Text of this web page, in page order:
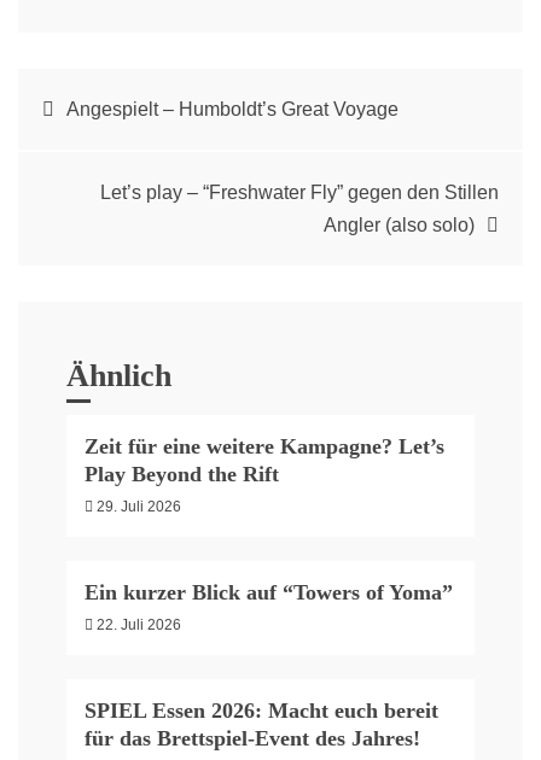
PostAngespielt – Humboldt’s Great Voyage
Let’s play – “Freshwater Fly” gegen den Stillen
Angler (also solo)
Ähnlich
Zeit für eine weitere Kampagne? Let’s
Play Beyond the Rift
29. Juli 2026
Ein kurzer Blick auf “Towers of Yoma”
22. Juli 2026
SPIEL Essen 2026: Macht euch bereit
für das Brettspiel-Event des Jahres!